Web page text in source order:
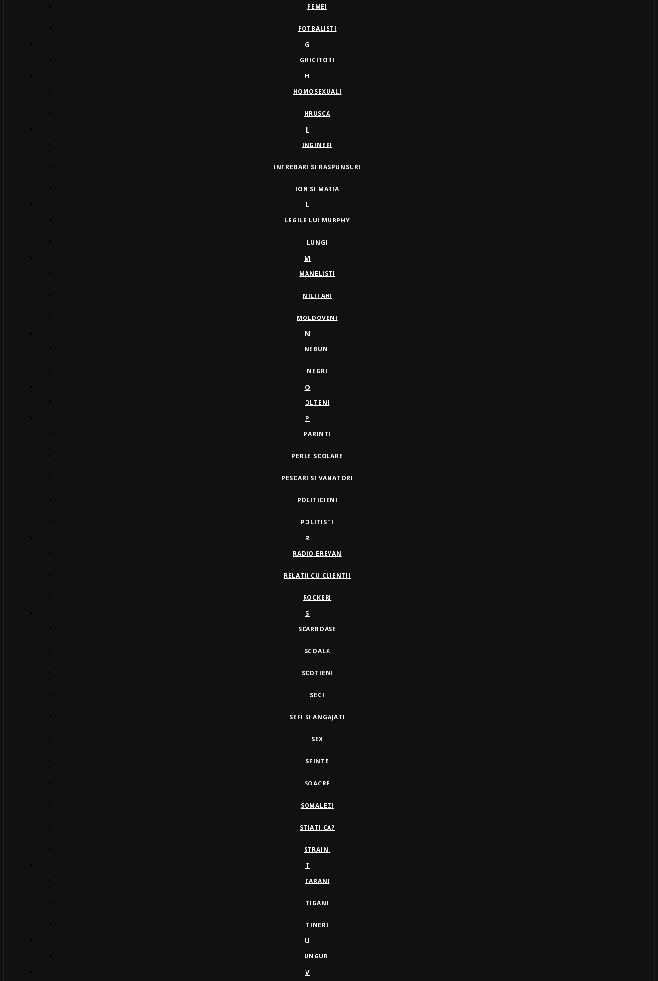
FEMEI
FOTBALISTI
G
GHICITORI
H
HOMOSEXUALI
HRUSCA
I
INGINERI
INTREBARI SI RASPUNSURI
ION SI MARIA
L
LEGILE LUI MURPHY
LUNGI
M
MANELISTI
MILITARI
MOLDOVENI
N
NEBUNI
NEGRI
O
OLTENI
P
PARINTI
PERLE SCOLARE
PESCARI SI VANATORI
POLITICIENI
POLITISTI
R
RADIO EREVAN
RELATII CU CLIENTII
ROCKERI
S
SCARBOASE
SCOALA
SCOTIENI
SECI
SEFI SI ANGAJATI
SEX
SFINTE
SOACRE
SOMALEZI
STIATI CA?
STRAINI
T
TARANI
TIGANI
TINERI
U
UNGURI
V